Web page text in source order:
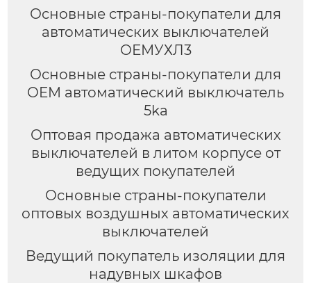
Основные страны-покупатели для
автоматических выключателей
ОЕМУХЛ3
Основные страны-покупатели для
OEM автоматический выключатель
5ka
Оптовая продажа автоматических
выключателей в литом корпусе от
ведущих покупателей
Основные страны-покупатели
оптовых воздушных автоматических
выключателей
Ведущий покупатель изоляции для
надувных шкафов